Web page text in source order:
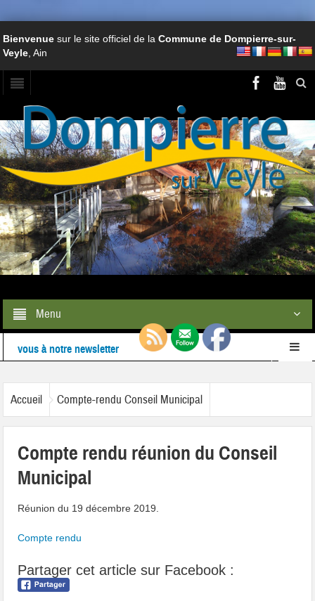
Bienvenuesur le site officiel de laCommune de Dompierre-sur-
Veyle , Ain
Menu
Retrouvez-nous également surFacebook
vous à notre newsletter
Accueil Compte-rendu Conseil Municipal
Compte rendu réunion du Conseil
Municipal
Réunion du 19 décembre 2019.
Compte rendu
Partager cet article sur Facebook :